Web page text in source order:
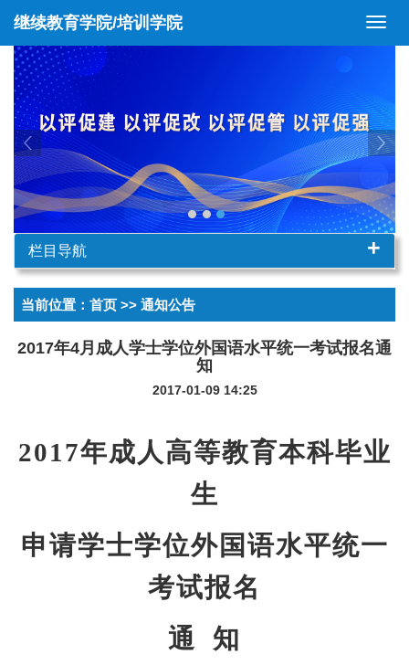
切
继续教育学院/培训学院
栏目导航 +
当前位置： 首页 >> 通知公告
2017年4月成人学士学位外国语水平统一考试报名通
知
2017-01-09 14:25
2017年成人高等教育本科毕业
生
申请学士学位外国语水平统一
考试报名
通 知